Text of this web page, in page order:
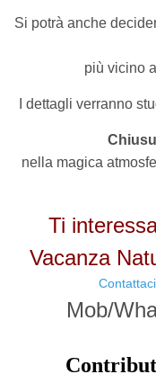
Si potrà anche
più vicino
I dettagli verranno
nella magica
Ti
Vacanza
Mob/